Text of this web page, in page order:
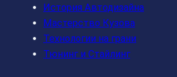
История Автодизайна
Мастерство Кузова
Технологии на грани
Тюнинг и Стайлинг